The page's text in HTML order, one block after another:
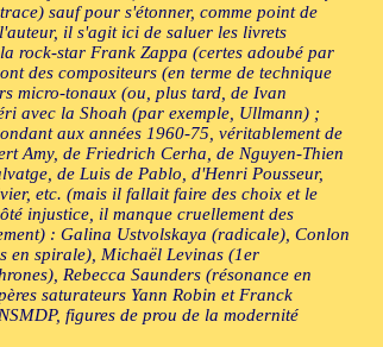
sauf pour s'étonner, comme point de
il s'agit ici de saluer les livrets
rock-star Frank Zappa (certes adoubé par
des compositeurs (en terme de technique
micro-tonaux (ou, plus tard, de Ivan
avec la Shoah (par exemple, Ullmann) ;
aux années 1960-75, véritablement de
Amy, de Friedrich Cerha, de Nguyen-Thien
de Luis de Pablo, d'Henri Pousseur,
etc. (mais il fallait faire des choix et le
injustice, il manque cruellement des
: Galina Ustvolskaya (radicale), Conlon
en spirale), Michaël Levinas (1er
Rebecca Saunders (résonance en
saturateurs Yann Robin et Franck
figures de prou de la modernité